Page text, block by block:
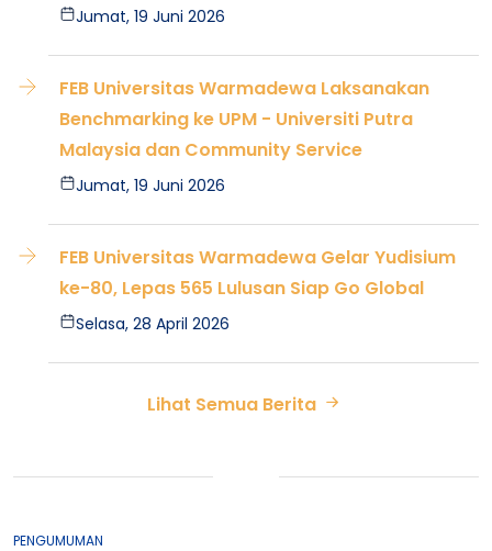
Jumat, 19 Juni 2026
FEB Universitas Warmadewa Laksanakan
Benchmarking ke UPM - Universiti Putra
Malaysia dan Community Service
Jumat, 19 Juni 2026
FEB Universitas Warmadewa Gelar Yudisium
ke-80, Lepas 565 Lulusan Siap Go Global
Selasa, 28 April 2026
Lihat Semua Berita
PENGUMUMAN